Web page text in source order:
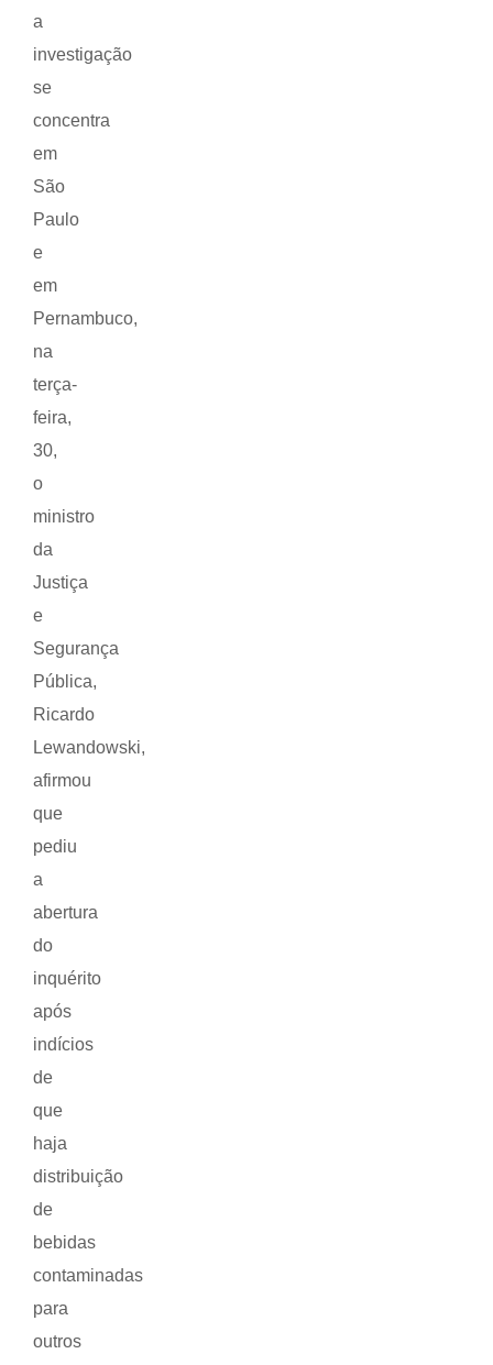
a
investigação
se
concentra
em
São
Paulo
e
em
Pernambuco,
na
terça-
feira,
30,
o
ministro
da
Justiça
e
Segurança
Pública,
Ricardo
Lewandowski,
afirmou
que
pediu
a
abertura
do
inquérito
após
indícios
de
que
haja
distribuição
de
bebidas
contaminadas
para
outros